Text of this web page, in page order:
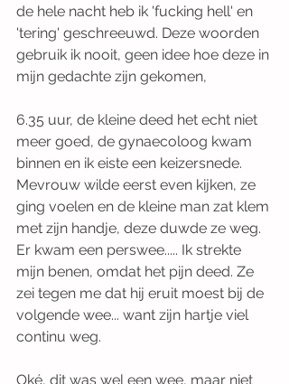
de hele nacht heb ik 'fucking hell' en
'tering' geschreeuwd. Deze woorden
gebruik ik nooit, geen idee hoe deze in
mijn gedachte zijn gekomen,
6.35 uur, de kleine deed het echt niet
meer goed, de gynaecoloog kwam
binnen en ik eiste een keizersnede.
Mevrouw wilde eerst even kijken, ze
ging voelen en de kleine man zat klem
met zijn handje, deze duwde ze weg.
Er kwam een perswee..... Ik strekte
mijn benen, omdat het pijn deed. Ze
zei tegen me dat hij eruit moest bij de
volgende wee... want zijn hartje viel
continu weg.
Oké, dit was wel een wee, maar niet